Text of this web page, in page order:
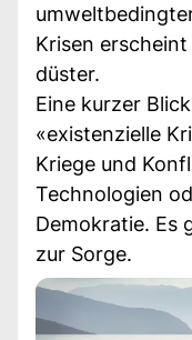
Krisen
düster.
Eine kurzer
«existenzielle
Kriege und
Technologien
Demokratie. Es
zur Sorge.